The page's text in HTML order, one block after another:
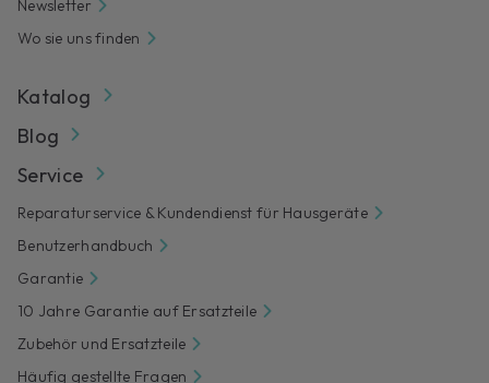
Newsletter
Wo sie uns finden
Katalog
Blog
Service
Reparaturservice & Kundendienst für Hausgeräte
Benutzerhandbuch
Garantie
10 Jahre Garantie auf Ersatzteile
Zubehör und Ersatzteile
Häufig gestellte Fragen